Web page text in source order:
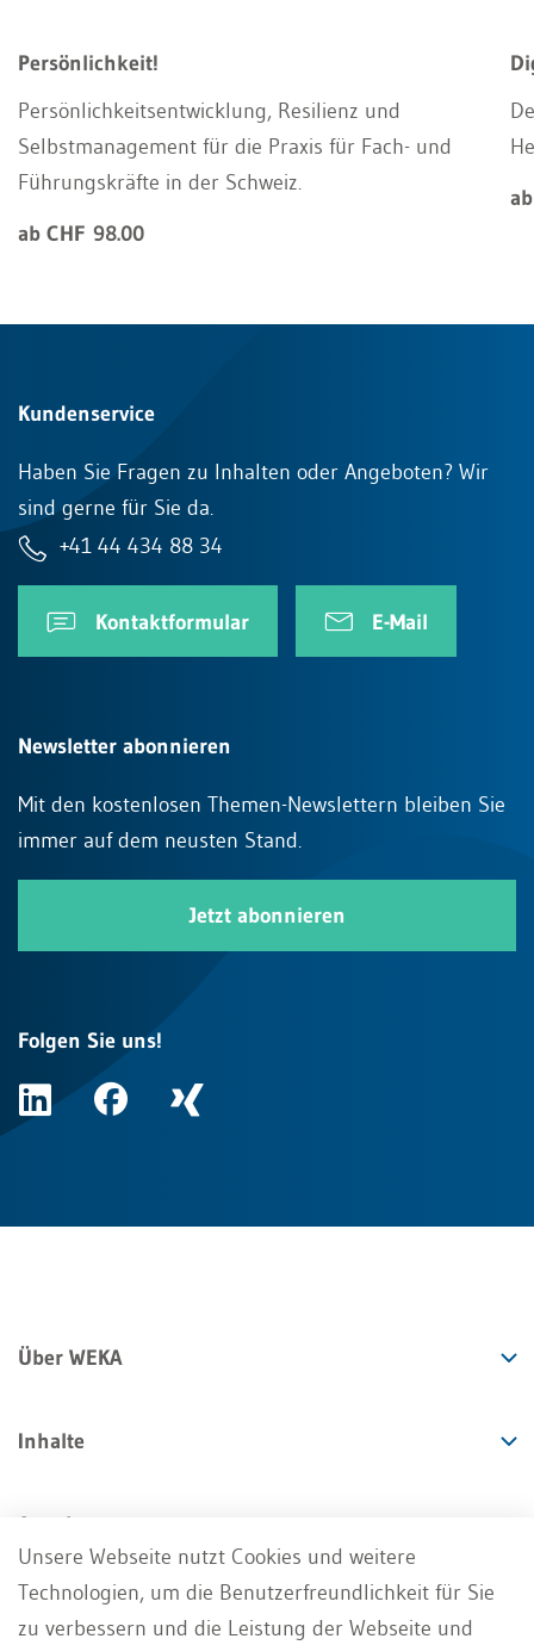
Persönlichkeit!
Persönlichkeitsentwicklung, Resilienz und
Selbstmanagement für die Praxis für Fach- und
Führungskräfte in der Schweiz.
ab CHF 98.00
Kundenservice
Haben Sie Fragen zu Inhalten oder Angeboten? Wir
sind gerne für Sie da.
+41 44 434 88 34
Kontaktformular E-Mail
Newsletter abonnieren
Mit den kostenlosen Themen-Newslettern bleiben Sie
immer auf dem neusten Stand.
Jetzt abonnieren
Folgen Sie uns!
Über WEKA
Inhalte
Angebote
Services
Unsere Webseite nutzt Cookies und weitere
Technologien, um die Benutzerfreundlichkeit für Sie
zu verbessern und die Leistung der Webseite und